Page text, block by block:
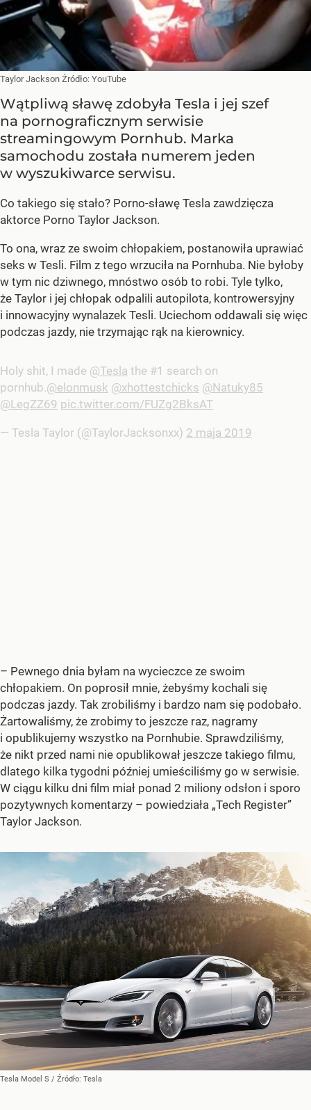
Taylor Jackson Źródło: YouTube
Wątpliwą sławę zdobyła Tesla i jej szef
na pornograficznym serwisie
streamingowym Pornhub. Marka
samochodu została numerem jeden
w wyszukiwarce serwisu.
Co takiego się stało? Porno-sławę Tesla zawdzięcza
aktorce Porno Taylor Jackson.
To ona, wraz ze swoim chłopakiem, postanowiła uprawiać
seks w Tesli. Film z tego wrzuciła na Pornhuba. Nie byłoby
w tym nic dziwnego, mnóstwo osób to robi. Tyle tylko,
że Taylor i jej chłopak odpalili autopilota, kontrowersyjny
i innowacyjny wynalazek Tesli. Uciechom oddawali się więc
podczas jazdy, nie trzymając rąk na kierownicy.
Holy shit, I made @Tesla the #1 search on
pornhub.@elonmusk @xhottestchicks @Natuky85
@LegZZ69 pic.twitter.com/FUZg2BksAT
— Tesla Taylor (@TaylorJacksonxx) 2 maja 2019
– Pewnego dnia byłam na wycieczce ze swoim
chłopakiem. On poprosił mnie, żebyśmy kochali się
podczas jazdy. Tak zrobiliśmy i bardzo nam się podobało.
Żartowaliśmy, że zrobimy to jeszcze raz, nagramy
i opublikujemy wszystko na Pornhubie. Sprawdziliśmy,
że nikt przed nami nie opublikował jeszcze takiego filmu,
dlatego kilka tygodni później umieściliśmy go w serwisie.
W ciągu kilku dni film miał ponad 2 miliony odsłon i sporo
pozytywnych komentarzy – powiedziała „Tech Register”
Taylor Jackson.
Tesla Model S / Źródło: Tesla